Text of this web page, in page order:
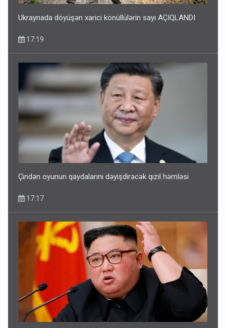
Ukraynada döyüşən xarici könüllülərin sayı AÇIQLANDI
17:19
Çindən oyunun qaydalarını dəyişdirəcək qızıl həmləsi
17:17